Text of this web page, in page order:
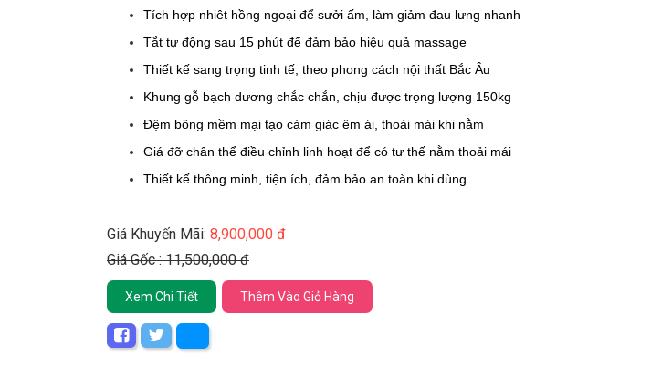
Tích hợp nhiêt hồng ngoại để sưởi ấm, làm giảm đau lưng nhanh
Tắt tự động sau 15 phút để đảm bảo hiệu quả massage
Thiết kế sang trọng tinh tế, theo phong cách nội thất Bắc Âu
Khung gỗ bạch dương chắc chắn, chịu được trọng lượng 150kg
Đệm bông mềm mại tạo cảm giác êm ái, thoải mái khi nằm
Giá đỡ chân thể điều chỉnh linh hoạt để có tư thế nằm thoải mái
Thiết kế thông minh, tiện ích, đảm bảo an toàn khi dùng.
Giá Khuyến Mãi: 8,900,000 đ
Giá Gốc : 11,500,000 đ
Xem Chi Tiết Thêm Vào Giỏ Hàng